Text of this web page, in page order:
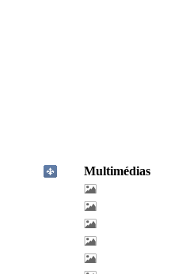
Multimédias